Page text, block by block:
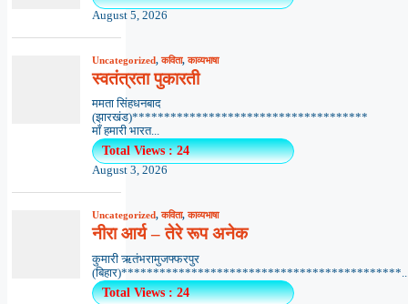
August 5, 2026
Uncategorized,कविता,काव्यभाषा
स्वतंत्रता पुकारती
ममता सिंहधनबाद
(झारखंड)*************************************
माँ हमारी भारत...
Total Views : 24
August 3, 2026
Uncategorized,कविता,काव्यभाषा
नीरा आर्य – तेरे रूप अनेक
कुमारी ऋतंभरामुजफ्फरपुर
Total Views : 24